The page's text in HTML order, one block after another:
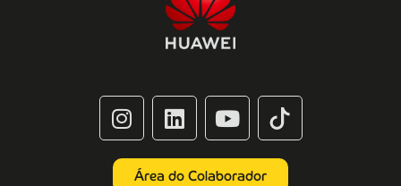
Área do Colaborador